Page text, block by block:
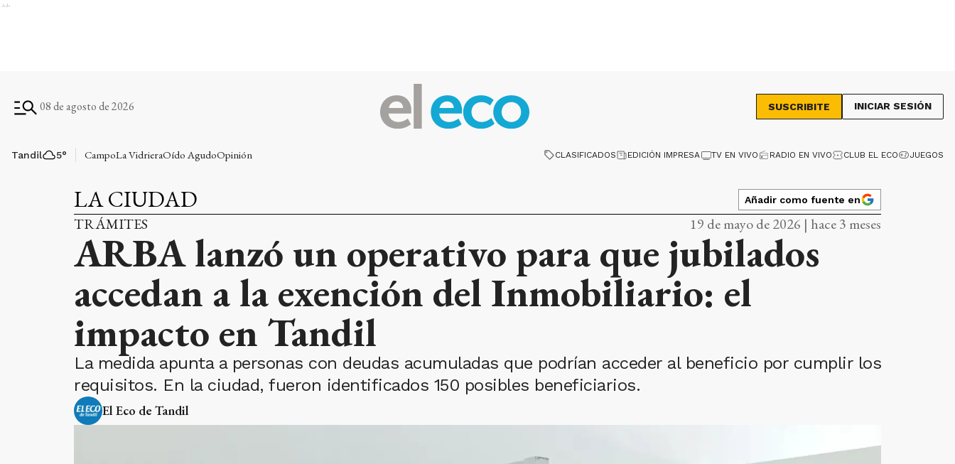
Ads
08 de agosto de 2026 SUSCRIBITE INICIAR SESIÓN
Tandil 5° CampoLa VidrieraOído AgudoOpinión CLASIFICADOS EDICIÓN IMPRESA TV EN VIVO RADIO EN VIVO CLUB EL ECO JUEGOS
LA CIUDAD Añadir como fuente en
TRÁMITES 19 de mayo de 2026 | hace 3 meses
ARBA lanzó un operativo para que jubilados
accedan a la exención del Inmobiliario: el
impacto en Tandil
La medida apunta a personas con deudas acumuladas que podrían acceder al beneficio por cumplir los
requisitos. En la ciudad, fueron identificados 150 posibles beneficiarios.
El Eco de Tandil